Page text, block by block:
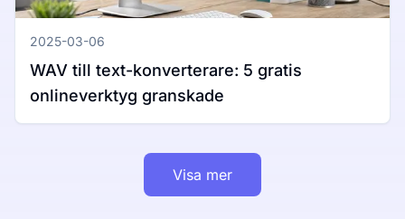
2025-03-06
WAV till text-konverterare: 5 gratis
onlineverktyg granskade
Visa mer